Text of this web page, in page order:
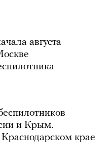
августа
и Крым.
крае